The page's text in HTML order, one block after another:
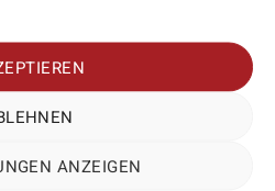
ANZEIGEN
anzeigen